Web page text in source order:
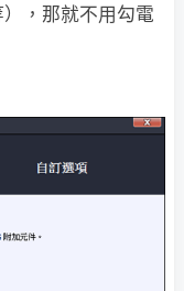
，那就不用勾電